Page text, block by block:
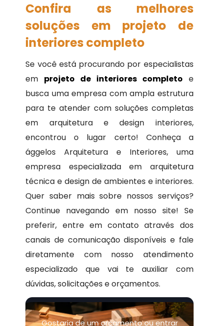
Confira as melhores
soluções em projeto de
interiores completo
Se você está procurando por especialistas
em projeto de interiores completo e
busca uma empresa com ampla estrutura
para te atender com soluções completas
em arquitetura e design interiores,
encontrou o lugar certo! Conheça a
ággelos Arquitetura e Interiores, uma
empresa especializada em arquitetura
técnica e design de ambientes e interiores.
Quer saber mais sobre nossos serviços?
Continue navegando em nosso site! Se
preferir, entre em contato através dos
canais de comunicação disponíveis e fale
diretamente com nosso atendimento
especializado que vai te auxiliar com
dúvidas, solicitações e orçamentos.
Gostaria de um orçamento ou entrar